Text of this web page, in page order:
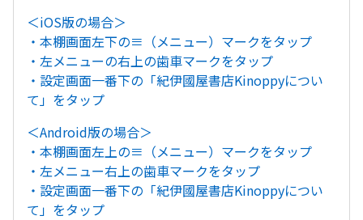
＜iOS版の場合＞
・本棚画面左下の≡（メニュー）マークをタップ
・左メニューの右上の歯車マークをタップ
・設定画面一番下の「紀伊國屋書店Kinoppyについ
て」をタップ
＜Android版の場合＞
・本棚画面左上の≡（メニュー）マークをタップ
・左メニュー右上の歯車マークをタップ
・設定画面一番下の「紀伊國屋書店Kinoppyについ
て」をタップ